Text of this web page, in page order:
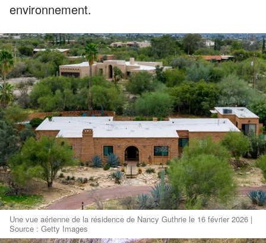
environnement.
Une vue aérienne de la résidence de Nancy Guthrie le 16 février 2026 |
Source : Getty Images